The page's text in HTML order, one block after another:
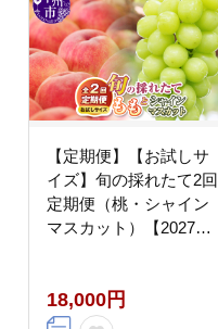
【定期便】【お試しサ
イズ】旬の採れたて2回
定期便（桃・シャイン
マスカット）【2027年
18,000円